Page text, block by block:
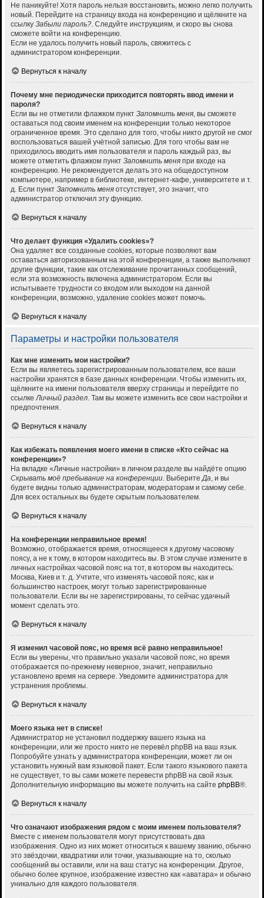
Не паникуйте! Хотя пароль нельзя восстановить, можно легко получить
новый. Перейдите на страницу входа на конференцию и щёлкните на
ссылку Забыли пароль?. Следуйте инструкциям, и скоро вы снова
сможете войти на конференцию.
Если не удалось получить новый пароль, свяжитесь с
администратором конференции.
Вернуться к началу
Почему мне периодически приходится повторять ввод имени и
пароля?
Если вы не отметили флажком пункт Запомнить меня, вы сможете
оставаться под своим именем на конференции только некоторое
ограниченное время. Это сделано для того, чтобы никто другой не смог
воспользоваться вашей учётной записью. Для того чтобы вам не
приходилось вводить имя пользователя и пароль каждый раз, вы
можете отметить флажком пункт Запомнить меня при входе на
конференцию. Не рекомендуется делать это на общедоступном
компьютере, например в библиотеке, интернет-кафе, университете и т.
д. Если пункт Запомнить меня отсутствует, это значит, что
администратор отключил эту функцию.
Вернуться к началу
Что делает функция «Удалить cookies»?
Она удаляет все созданные cookies, которые позволяют вам
оставаться авторизованным на этой конференции, а также выполняют
другие функции, такие как отслеживание прочитанных сообщений,
если эта возможность включена администратором. Если вы
испытываете трудности со входом или выходом на данной
конференции, возможно, удаление cookies может помочь.
Вернуться к началу
Параметры и настройки пользователя
Как мне изменить мои настройки?
Если вы являетесь зарегистрированным пользователем, все ваши
настройки хранятся в базе данных конференции. Чтобы изменить их,
щёлкните на имени пользователя вверху страницы и перейдите по
ссылкеЛичный раздел. Там вы можете изменить все свои настройки и
предпочтения.
Вернуться к началу
Как избежать появления моего имени в списке «Кто сейчас на
конференции»?
На вкладке «Личные настройки» в личном разделе вы найдёте опцию
Скрывать моё пребывание на конференции. ВыберитеДа, и вы
будете видны только администраторам, модераторам и самому себе.
Для всех остальных вы будете скрытым пользователем.
Вернуться к началу
На конференции неправильное время!
Возможно, отображается время, относящееся к другому часовому
поясу, а не к тому, в котором находитесь вы. В этом случае измените в
личных настройках часовой пояс на тот, в котором вы находитесь:
Москва, Киев и т. д. Учтите, что изменять часовой пояс, как и
большинство настроек, могут только зарегистрированные
пользователи. Если вы не зарегистрированы, то сейчас удачный
момент сделать это.
Вернуться к началу
Я изменил часовой пояс, но время всё равно неправильное!
Если вы уверены, что правильно указали часовой пояс, но время
отображается по-прежнему неверное, значит, неправильно
установлено время на сервере. Уведомите администратора для
устранения проблемы.
Вернуться к началу
Моего языка нет в списке!
Администратор не установил поддержку вашего языка на
конференции, или же просто никто не перевёл phpBB на ваш язык.
Попробуйте узнать у администратора конференции, может ли он
установить нужный вам языковой пакет. Если такого языкового пакета
не существует, то вы сами можете перевести phpBB на свой язык.
Дополнительную информацию вы можете получить на сайте phpBB®.
Вернуться к началу
Что означают изображения рядом с моим именем пользователя?
Вместе с именем пользователя могут присутствовать два
изображения. Одно из них может относиться к вашему званию, обычно
это звёздочки, квадратики или точки, указывающие на то, сколько
сообщений вы оставили, или на ваш статус на конференции. Другое,
обычно более крупное, изображение известно как «аватара» и обычно
уникально для каждого пользователя.